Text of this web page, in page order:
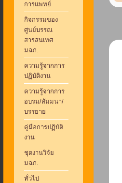
การแพทย์
กิจกรรมของ
ศูนย์บรรณ
สารสนเทศ
มฉก.
ความรู้จากการ
ปฏิบัติงาน
ความรู้จากการ
อบรม/สัมมนา/
บรรยาย
คู่มือการปฏิบัติ
งาน
ชุดงานวิจัย
มฉก.
ทั่วไป